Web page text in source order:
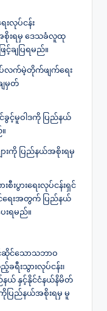
းလုပ်ငန်း
စိုးရမှ ဒေသခံလူထု
င့်ချပြရမည်။
ပ်လက်မဲ့တိုက်ဖျက်ရေး
ျမှတ်
င့်မူဝါဒကို ပြည်နယ်
ားကို ပြည်နယ်အစိုးရမှ
ပွားရေးလုပ်ငန်းရှင်
ရေးအတွက် ပြည်နယ်
းရမည်။
ဆိုင်သောသဘာဝ
ရီးသွားလုပ်ငန်း၊
နယ် နှင့်နိုင်ငံနယ်နိမိတ်
ကိုပြည်နယ်အစိုးရမှ မူ